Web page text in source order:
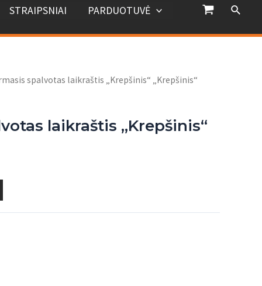
STRAIPSNIAI PARDUOTUVĖ
spalvotas laikraštis „Krepšinis“ „Krepšinis“
laikraštis „Krepšinis“